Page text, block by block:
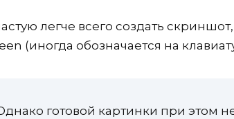
легче всего создать
(иногда обозначается на
готовой картинки при этом